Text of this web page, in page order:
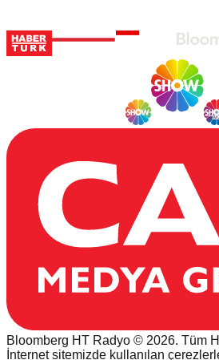
Bloomberg HT Radyo © 2026. Tüm
İnternet sitemizde kullanılan